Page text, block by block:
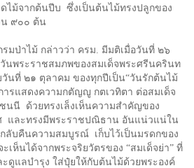
ดไม้จากต้นปีบ ซึ่งเป็นต้นไม้ทรงปลูกของ
๙๐๐ ต้น
ป่าไม้ กล่าวว่า ครม. มีมติเมื่อวันที่ ๒๖
พระราชสมภพของสมเด็จพระศรีนครินท
นที่ ๒๑ ตุลาคม ของทุกปีเป็น“วันรักต้นไม้
ารแสดงความกตัญญู กตเวทิตา ต่อสมเด็จ
นนี ด้วยทรงเล็งเห็นความสำคัญของ
และทรงมีพระราชปณิธาน อันแน่วแน่ใน
ลับคืนความสมบูรณ์ เก็บไว้เป็นมรดกของ
เห็นได้จากพระจริยวัตรของ “สมเด็จย่า” ที่
ดูแลบำรุง ใส่ปุ๋ยให้กับต้นไม้ด้วยพระองค์